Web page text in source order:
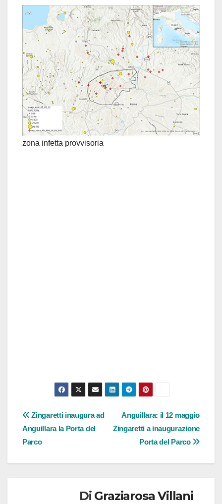
zona infetta provvisoria
Navigazione
articoli
Anguillara: il 12 maggio
Zingaretti a inaugurazione
Porta del Parco
Zingaretti inaugura ad
Anguillara la Porta del
Parco
Di Graziarosa Villani